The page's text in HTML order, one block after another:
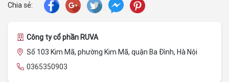
Chia sẻ:
Công ty cổ phần RUVA
Số 103 Kim Mã, phường Kim Mã, quận Ba Đình, Hà Nội
0365350903